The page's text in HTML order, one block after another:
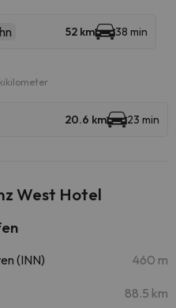
52 km 38 min
20.6 km 23 min
West Hotel
(INN) 460 m
88.5 km